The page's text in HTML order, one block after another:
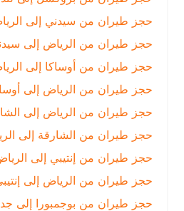
حجز طيران من سيدني إلى الرياض
|
حجز طيران من الرياض إلى سيدني |
حجز طيران من أوساكا إلى الرياض
|
حجز طيران من الرياض إلى أوساكا |
حجز طيران من الرياض إلى الشارقة |
حجز طيران من الشارقة إلى الرياض
|
حجز طيران من إنتيبي إلى الرياض
|
حجز طيران من الرياض إلى إنتيبي |
حجز طيران من بوجمبورا إلى جدة